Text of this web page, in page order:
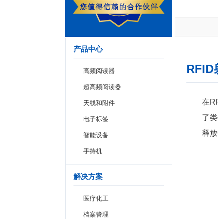
产品中心
高频阅读器
超高频阅读器
天线和附件
电子标签
智能设备
手持机
解决方案
医疗化工
档案管理
RFID
在
了
释